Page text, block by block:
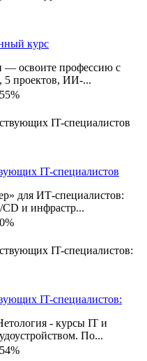
курс
— освоите профессию с
5 проектов, ИИ-...
IT-специалистов
для ИТ-специалистов:
CD и инфрастр...
IT-специалистов:
- курсы IT и
По...